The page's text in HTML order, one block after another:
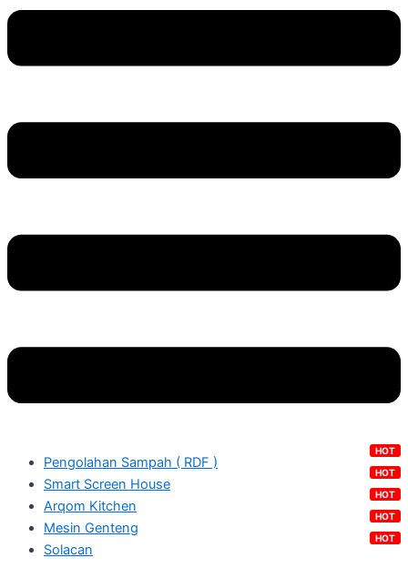
Pengolahan Sampah ( RDF )
Smart Screen House
Arqom Kitchen
Mesin Genteng
Solacan